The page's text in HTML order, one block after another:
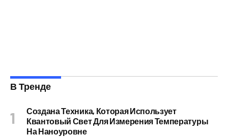
В Тренде
Создана Техника, Которая Использует
Квантовый Свет Для Измерения Температуры
На Наноуровне